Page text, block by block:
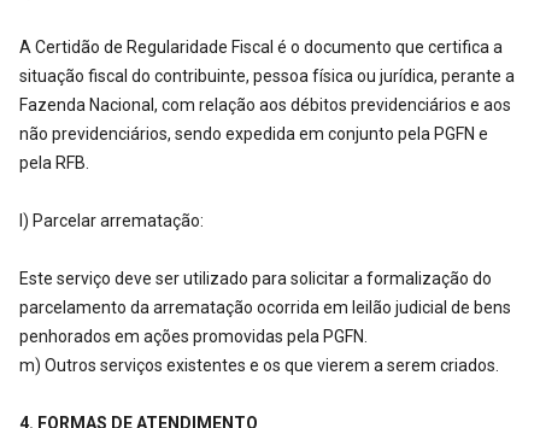
A Certidão de Regularidade Fiscal é o documento que certifica a
situação fiscal do contribuinte, pessoa física ou jurídica, perante a
Fazenda Nacional, com relação aos débitos previdenciários e aos
não previdenciários, sendo expedida em conjunto pela PGFN e
pela RFB.
l) Parcelar arrematação:
Este serviço deve ser utilizado para solicitar a formalização do
parcelamento da arrematação ocorrida em leilão judicial de bens
penhorados em ações promovidas pela PGFN.
m) Outros serviços existentes e os que vierem a serem criados.
4. FORMAS DE ATENDIMENTO